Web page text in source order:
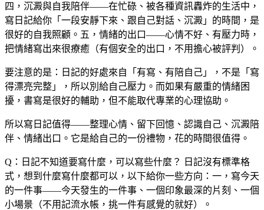
四，沉澱與自我陪伴——在忙碌、被各種資訊轟炸的生活中，
寫日記給你「一段安靜下來、跟自己對話、沉澱」的時間，是
很好的自我照顧。五，情緒的出口——心情不好、有壓力時，
把情緒寫出來很療癒（有個安全的出口，不用擔心被評判）。
要注意的是：日記的好處來自「有寫、有陪自己」，不是「寫
得漂亮完整」，所以別給自己壓力。而如果有嚴重的情緒困
擾，書寫是很好的輔助，但不能取代專業的心理協助。
所以寫日記值得——整理心情、留下回憶、認識自己、沉澱陪
伴、情緒出口。它是給自己的一份禮物，花的時間很值得。
Q：日記不知道要寫什麼，可以寫些什麼？
日記沒有標準格
式，想到什麼寫什麼都可以，以下給你一些方向：一，寫今天
的一件事——今天發生的一件事、一個印象最深的片刻、一個
小場景（不用記流水帳，挑一件有感覺的就好）。